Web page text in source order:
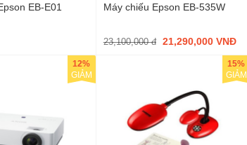
EB-E01 Máy chiếu Epson EB-535W
23,100,000 đ 21,290,000 VNĐ
12%
GIẢM
15%
GIẢM